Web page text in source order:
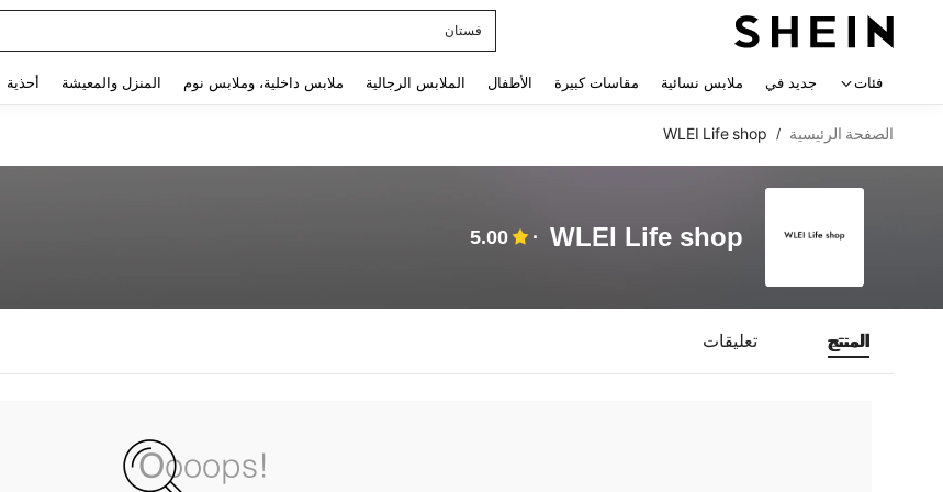
فستان
فئات جديد في ملابس نسائية مقاسات كبيرة الأطفال الملابس الرجالية ملابس داخلية، وملابس نوم المنزل والمعيشة أحذية
الصفحة الرئيسية /
WLEI Life shop
WLEI Life shop
5.00
المنتج تعليقات